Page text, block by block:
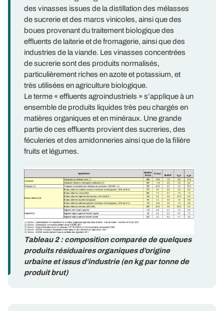
des vinasses issues de la distillation des mélasses
de sucrerie et des marcs vinicoles, ainsi que des
boues provenant du traitement biologique des
effluents de laiterie et de fromagerie, ainsi que des
industries de la viande. Les vinasses concentrées
de sucrerie sont des produits normalisés,
particulièrement riches en azote et potassium, et
très utilisées en agriculture biologique.
Le terme « effluents agroindustriels » s’applique à un
ensemble de produits liquides très peu chargés en
matières organiques et en minéraux. Une grande
partie de ces effluents provient des sucreries, des
féculeries et des amidonneries ainsi que de la filière
fruits et légumes.
Tableau 2 : composition comparée de quelques
produits résiduaires organiques d’origine
urbaine et issus d’industrie (en kg par tonne de
produit brut)